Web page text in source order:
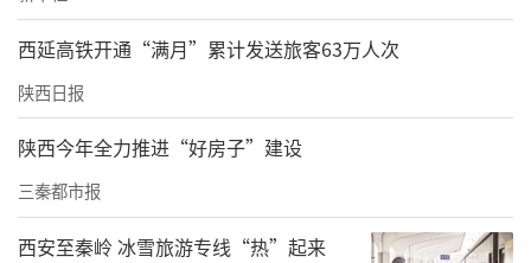
西延高铁开通“满月”累计发送旅客63万人次
陕西日报
陕西今年全力推进“好房子”建设
三秦都市报
西安至秦岭 冰雪旅游专线“热”起来